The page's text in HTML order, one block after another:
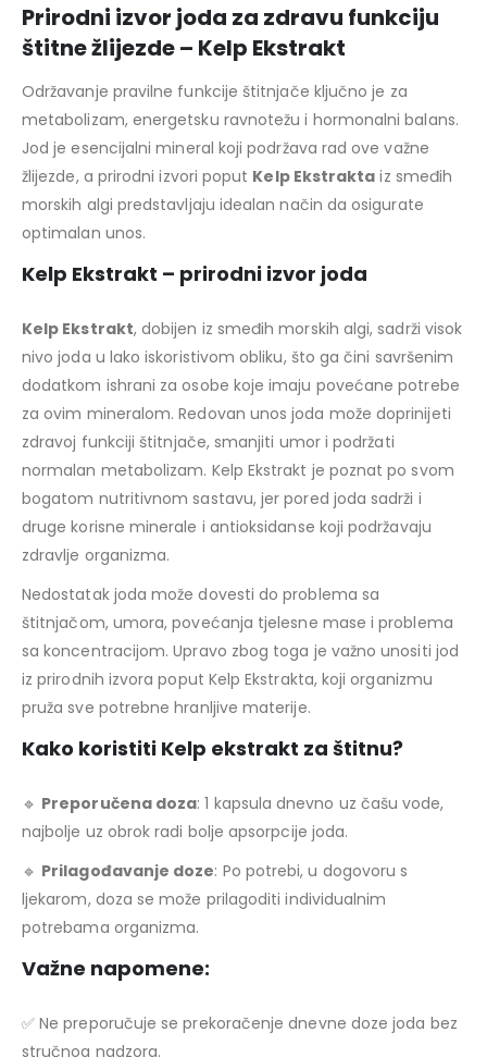
Prirodni izvor joda za zdravu funkciju
štitne žlijezde – Kelp Ekstrakt
Održavanje pravilne funkcije štitnjače ključno je za
metabolizam, energetsku ravnotežu i hormonalni balans.
Jod je esencijalni mineral koji podržava rad ove važne
žlijezde, a prirodni izvori poput Kelp Ekstrakta iz smeđih
morskih algi predstavljaju idealan način da osigurate
optimalan unos.
Kelp Ekstrakt – prirodni izvor joda
Kelp Ekstrakt, dobijen iz smeđih morskih algi, sadrži visok
nivo joda u lako iskoristivom obliku, što ga čini savršenim
dodatkom ishrani za osobe koje imaju povećane potrebe
za ovim mineralom. Redovan unos joda može doprinijeti
zdravoj funkciji štitnjače, smanjiti umor i podržati
normalan metabolizam. Kelp Ekstrakt je poznat po svom
bogatom nutritivnom sastavu, jer pored joda sadrži i
druge korisne minerale i antioksidanse koji podržavaju
zdravlje organizma.
Nedostatak joda može dovesti do problema sa
štitnjačom, umora, povećanja tjelesne mase i problema
sa koncentracijom. Upravo zbog toga je važno unositi jod
iz prirodnih izvora poput Kelp Ekstrakta, koji organizmu
pruža sve potrebne hranljive materije.
Kako koristiti Kelp ekstrakt za štitnu?
🔹 Preporučena doza: 1 kapsula dnevno uz čašu vode,
najbolje uz obrok radi bolje apsorpcije joda.
🔹 Prilagođavanje doze: Po potrebi, u dogovoru s
ljekarom, doza se može prilagoditi individualnim
potrebama organizma.
Važne napomene:
✅ Ne preporučuje se prekoračenje dnevne doze joda bez
stručnog nadzora.